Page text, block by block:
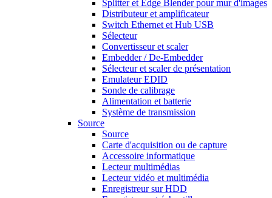
Splitter et Edge Blender pour mur d'images
Distributeur et amplificateur
Switch Ethernet et Hub USB
Sélecteur
Convertisseur et scaler
Embedder / De-Embedder
Sélecteur et scaler de présentation
Emulateur EDID
Sonde de calibrage
Alimentation et batterie
Système de transmission
Source
Source
Carte d'acquisition ou de capture
Accessoire informatique
Lecteur multimédias
Lecteur vidéo et multimédia
Enregistreur sur HDD